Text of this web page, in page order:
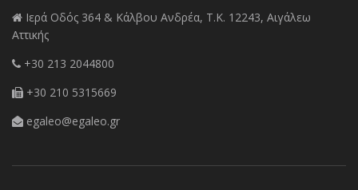
Ιερά Οδός 364 & Κάλβου Ανδρέα, Τ.Κ. 12243, Αιγάλεω
Αττικής
+30 213 2044800
+30 210 5315669
egaleo@egaleo.gr